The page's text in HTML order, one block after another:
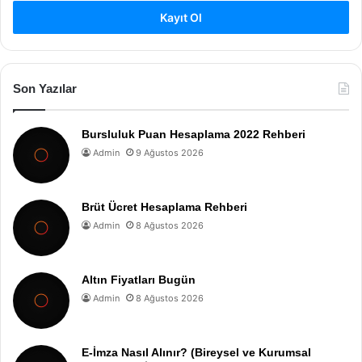
Kayıt Ol
Son Yazılar
Bursluluk Puan Hesaplama 2022 Rehberi
Admin 9 Ağustos 2026
Brüt Ücret Hesaplama Rehberi
Admin 8 Ağustos 2026
Altın Fiyatları Bugün
Admin 8 Ağustos 2026
E-İmza Nasıl Alınır? (Bireysel ve Kurumsal